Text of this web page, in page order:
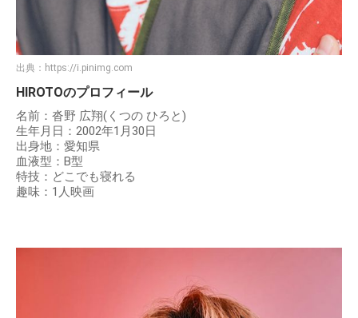
出典： https://i.pinimg.com
HIROTOのプロフィール
名前：沓野 広翔(くつの ひろと)
生年月日：2002年1月30日
出身地：愛知県
血液型：B型
特技：どこでも寝れる
趣味：1人映画